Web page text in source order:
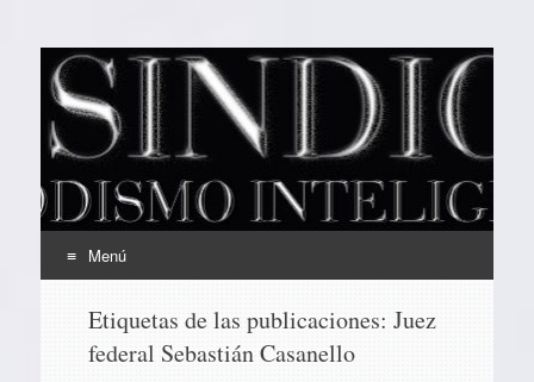
EL SINDICAL
Periodismo Inteligente
Menú
contenido
Etiquetas de las publicaciones: Juez
federal Sebastián Casanello